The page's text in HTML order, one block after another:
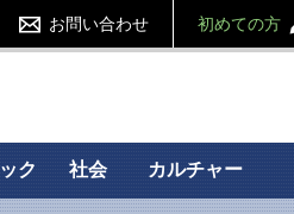
お問い合わせ 初めての方
ク 社会 カルチャー